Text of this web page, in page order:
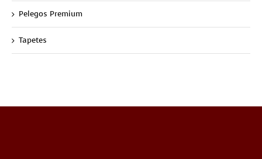
Pelegos Premium
Tapetes